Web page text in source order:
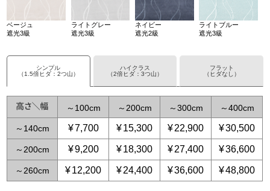
ベージュ
遮光3級
ライトグレー
遮光3級
ネイビー
遮光2級
ライトブルー
遮光3級
シンプル
（1.5倍ヒダ：2つ山）
～ 100 ～ 200 ～300 ～400
～ 140 ¥7,700 ¥15,300 ¥22,900 ¥30,500
～ 200 ¥9,200 ¥18,300 ¥27,400 ¥36,600
～ 260 ¥12,200 ¥24,400 ¥36,600 ¥48,800
ハイクラス
（2倍ヒダ：3つ山）
フラット
（ヒダなし）